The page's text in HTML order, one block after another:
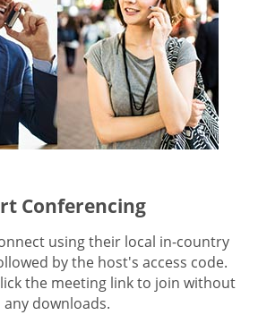
Conferencing
using their local in-country
by the host's access code.
the meeting link to join without
any downloads.